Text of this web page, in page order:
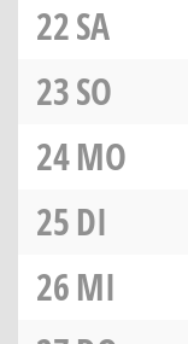
22SA
23SO
24MO
25DI
26MI